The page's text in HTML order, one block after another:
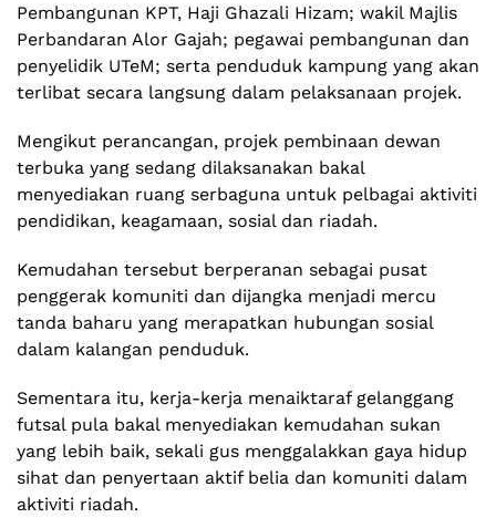
Pembangunan KPT, Haji Ghazali Hizam; wakil Majlis
Perbandaran Alor Gajah; pegawai pembangunan dan
penyelidik UTeM; serta penduduk kampung yang akan
terlibat secara langsung dalam pelaksanaan projek.
Mengikut perancangan, projek pembinaan dewan
terbuka yang sedang dilaksanakan bakal
menyediakan ruang serbaguna untuk pelbagai aktiviti
pendidikan, keagamaan, sosial dan riadah.
Kemudahan tersebut berperanan sebagai pusat
penggerak komuniti dan dijangka menjadi mercu
tanda baharu yang merapatkan hubungan sosial
dalam kalangan penduduk.
Sementara itu, kerja-kerja menaiktaraf gelanggang
futsal pula bakal menyediakan kemudahan sukan
yang lebih baik, sekali gus menggalakkan gaya hidup
sihat dan penyertaan aktif belia dan komuniti dalam
aktiviti riadah.